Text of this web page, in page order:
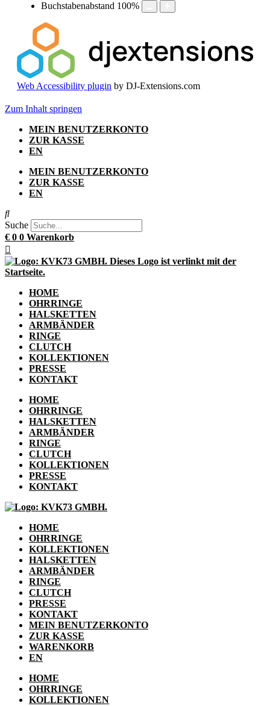
Buchstabenabstand 100%
Web Accessibility plugin by DJ-Extensions.com
Zum Inhalt springen
MEIN BENUTZERKONTO
ZUR KASSE
EN
MEIN BENUTZERKONTO
ZUR KASSE
EN
Suche
€ 0 0 Warenkorb
HOME
OHRRINGE
HALSKETTEN
ARMBÄNDER
RINGE
CLUTCH
KOLLEKTIONEN
PRESSE
KONTAKT
HOME
OHRRINGE
HALSKETTEN
ARMBÄNDER
RINGE
CLUTCH
KOLLEKTIONEN
PRESSE
KONTAKT
HOME
OHRRINGE
KOLLEKTIONEN
HALSKETTEN
ARMBÄNDER
RINGE
CLUTCH
PRESSE
KONTAKT
MEIN BENUTZERKONTO
ZUR KASSE
WARENKORB
EN
HOME
OHRRINGE
KOLLEKTIONEN